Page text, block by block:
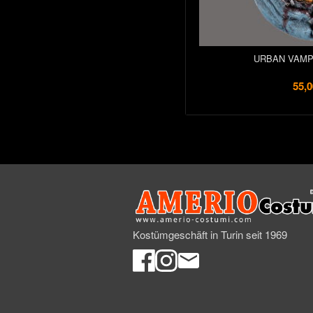
URBAN
Kostümgeschäft in Turin seit 1969